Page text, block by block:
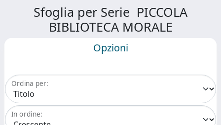
Sfoglia per Serie PICCOLA
BIBLIOTECA MORALE
Opzioni
Ordina per:
In ordine: